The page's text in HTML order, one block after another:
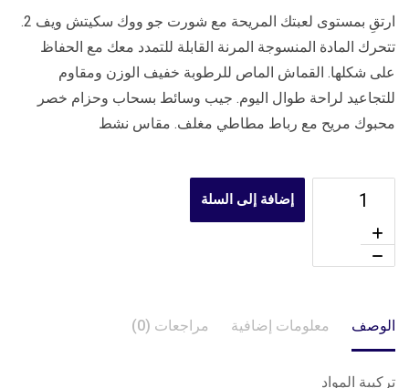
ارتقِ بمستوى لعبتك المريحة مع شورت جو ووك سكيتش ويف 2.
تتحرك المادة المنسوجة المرنة القابلة للتمدد معك مع الحفاظ
على شكلها. القماش الماص للرطوبة خفيف الوزن ومقاوم
للتجاعيد لراحة طوال اليوم. جيب وسائط بسحاب وحزام خصر
محبوك مريح مع رباط مطاطي مغلف. مقاس نشط
إضافة إلى السلة
الوصف معلومات إضافية مراجعات (0)
تركيبة المواد